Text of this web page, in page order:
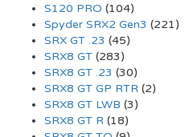
S120 PRO (104)
Spyder SRX2 Gen3 (221)
SRX GT .23 (45)
SRX8 GT (283)
SRX8 GT .23 (30)
SRX8 GT GP RTR (2)
SRX8 GT LWB (3)
SRX8 GT R (18)